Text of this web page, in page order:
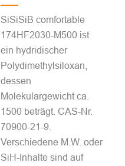
SiSiSiB comfortable
174HF2030-M500 ist
ein hydridischer
Polydimethylsiloxan,
dessen
Molekulargewicht ca.
1500 beträgt. CAS-Nr.
70900-21-9.
Verschiedene M.W. oder
SiH-Inhalte sind auf